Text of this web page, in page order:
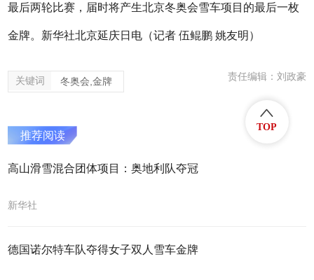
最后两轮比赛，届时将产生北京冬奥会雪车项目的最后一枚
金牌。新华社北京延庆日电（记者 伍鲲鹏 姚友明）
关键词 冬奥会,金牌 责任编辑：刘政豪
推荐阅读
高山滑雪混合团体项目：奥地利队夺冠
新华社
德国诺尔特车队夺得女子双人雪车金牌
TOP